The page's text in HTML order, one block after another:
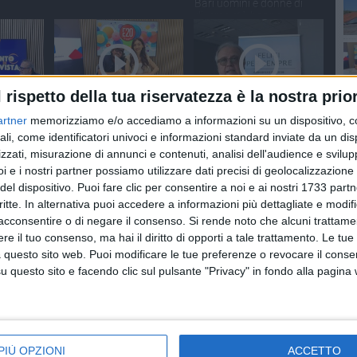
rispetto della tua riservatezza è la nostra
memorizziamo e/o accediamo a informazioni su un dispositivo,
come identificatori univoci e informazioni standard inviate da un
misurazione di annunci e contenuti, analisi dell'audience e
e i nostri partner possiamo utilizzare dati precisi di
dispositivo. Puoi fare clic per consentire a noi e ai nostri 1733
In alternativa puoi accedere a informazioni più dettagliate e
o di negare il consenso. Si rende noto che alcuni
il tuo consenso, ma hai il diritto di opporti a tale trattamento. Le
sito web. Puoi modificare le tue preferenze o revocare il
questo sito e facendo clic sul pulsante "Privacy" in fondo alla pagina
OPZIONI ACCETTO
Bari uomini e donne di
abbracciato la fede
tramite il battesimo.
SOCIAL VIDEO7 MINUTI
Tg E20: Uno sguardo alle
iniziative del territorio in
programma in Puglia e
Basilicata dal 18 al 21
giugno
SOCIAL VIDEO 4 MINUTI
Testimoni di Geova, “Felici
per sempre”
e
8
programma in Puglia e
Basilicata dal 28 maggio
programma in Puglia e
Basilicata dal 21 al 25